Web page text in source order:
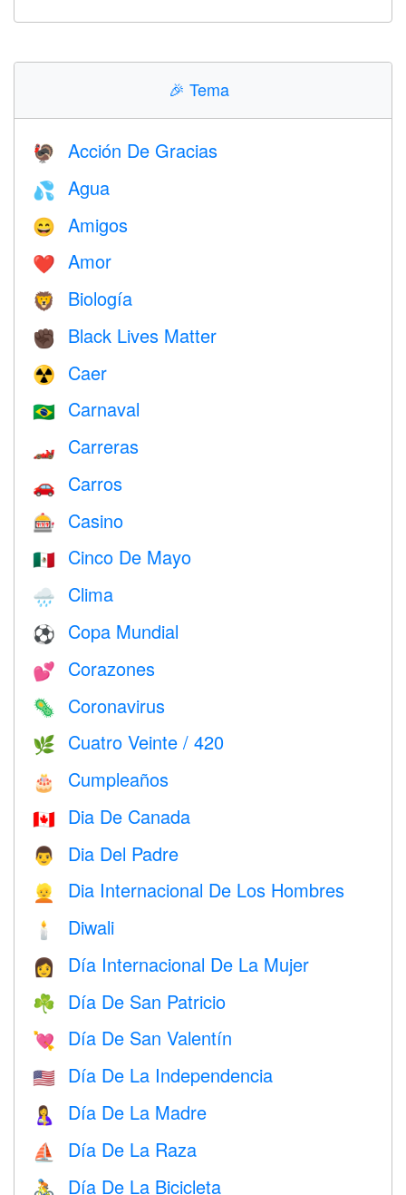
🎉 Tema
🦃 Acción De Gracias
💦 Agua
😄 Amigos
❤️️ Amor
🦁 Biología
✊🏿 Black Lives Matter
☢️ Caer
🇧🇷 Carnaval
🏎 Carreras
🚗 Carros
🎰 Casino
🇲🇽 Cinco De Mayo
🌧 Clima
⚽ Copa Mundial
💕 Corazones
🦠 Coronavirus
🌿 Cuatro Veinte / 420
🎂 Cumpleaños
🇨🇦 Dia De Canada
👨 Dia Del Padre
👱 Dia Internacional De Los Hombres
🕯 Diwali
👩 Día Internacional De La Mujer
☘️ Día De San Patricio
💘 Día De San Valentín
🇺🇸 Día De La Independencia
🤱 Día De La Madre
⛵️ Día De La Raza
🚴 Día De La Bicicleta